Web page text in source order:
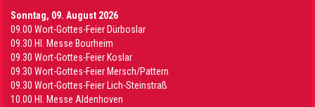
Sonntag, 09. August 2026
09.00 Wort-Gottes-Feier Dürboslar
09.30 HI. Messe Bourheim
09.30 Wort-Gottes-Feier Koslar
09.30 Wort-Gottes-Feier Mersch/Pattern
09.30 Wort-Gottes-Feier Lich-Steinstraß
10.00 Hl. Messe Aldenhoven